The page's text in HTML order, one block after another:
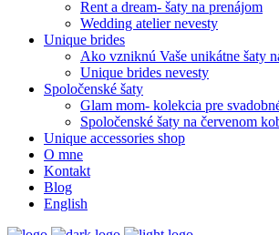
Rent a dream- šaty na prenájom
Wedding atelier nevesty
Unique brides
Ako vzniknú Vaše unikátne šaty
Unique brides nevesty
Spoločenské šaty
Glam mom- kolekcia pre
Spoločenské šaty na červenom
Unique accessories shop
O mne
Kontakt
Blog
English